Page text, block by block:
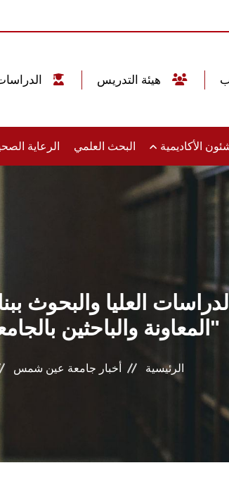
الأكاديمية البحث العلمي الرعاية
العليا والبحوث
المعاونة والباحثين بالجامعات المصرية"
الرئيسية أخبار جامعة عين شمس